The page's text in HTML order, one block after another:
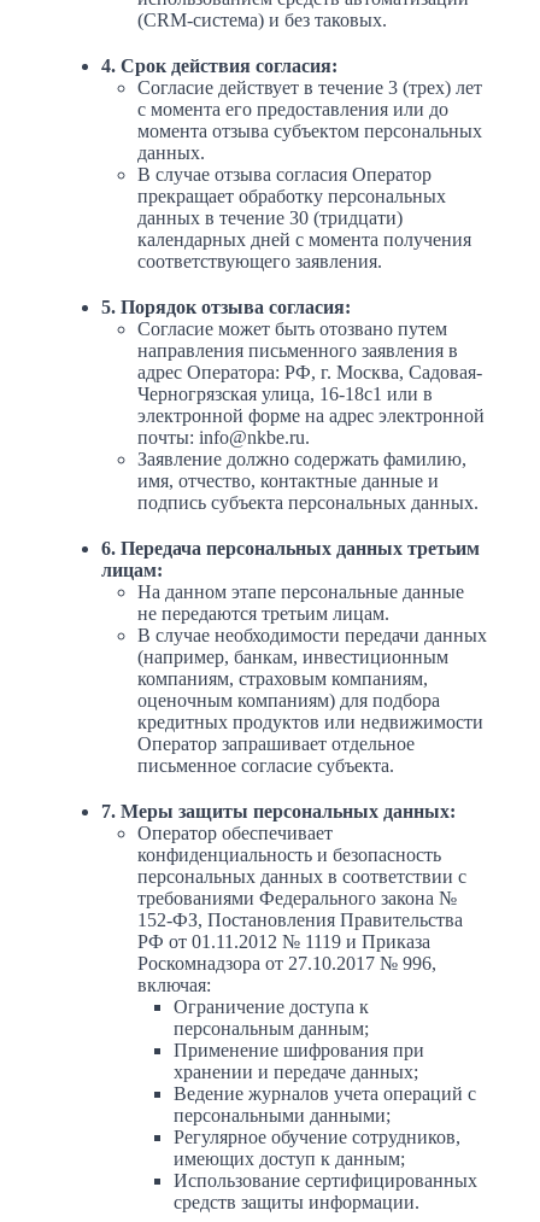
(CRM-система) и без таковых.
4. Срок действия согласия:
Согласие действует в течение 3 (трех) лет
с момента его предоставления или до
момента отзыва субъектом персональных
данных.
В случае отзыва согласия Оператор
прекращает обработку персональных
данных в течение 30 (тридцати)
календарных дней с момента получения
соответствующего заявления.
5. Порядок отзыва согласия:
Согласие может быть отозвано путем
направления письменного заявления в
адрес Оператора: РФ, г. Москва, Садовая-
Черногрязская улица, 16-18с1 или в
электронной форме на адрес электронной
почты: info@nkbe.ru.
Заявление должно содержать фамилию,
имя, отчество, контактные данные и
подпись субъекта персональных данных.
6. Передача персональных данных третьим
лицам:
На данном этапе персональные данные
не передаются третьим лицам.
В случае необходимости передачи данных
(например, банкам, инвестиционным
компаниям, страховым компаниям,
оценочным компаниям) для подбора
кредитных продуктов или недвижимости
Оператор запрашивает отдельное
письменное согласие субъекта.
7. Меры защиты персональных данных:
Оператор обеспечивает
конфиденциальность и безопасность
персональных данных в соответствии с
требованиями Федерального закона №
152-ФЗ, Постановления Правительства
РФ от 01.11.2012 № 1119 и Приказа
Роскомнадзора от 27.10.2017 № 996,
включая:
Ограничение доступа к
персональным данным;
Применение шифрования при
хранении и передаче данных;
Ведение журналов учета операций с
персональными данными;
Регулярное обучение сотрудников,
имеющих доступ к данным;
Использование сертифицированных
средств защиты информации.